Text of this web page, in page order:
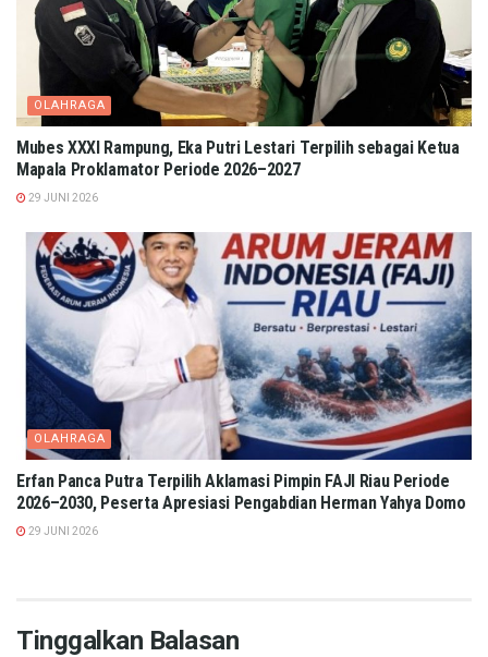
OLAHRAGA
Mubes XXXI Rampung, Eka Putri Lestari Terpilih sebagai Ketua
Mapala Proklamator Periode 2026–2027
29 JUNI 2026
OLAHRAGA
Erfan Panca Putra Terpilih Aklamasi Pimpin FAJI Riau Periode
2026–2030, Peserta Apresiasi Pengabdian Herman Yahya Domo
29 JUNI 2026
Tinggalkan Balasan